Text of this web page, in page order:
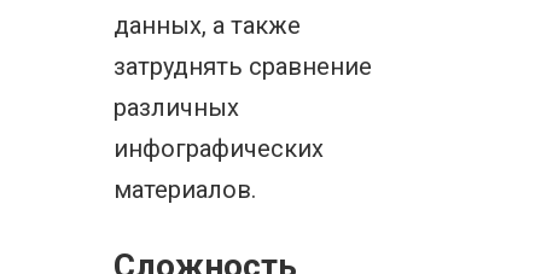
данных, а также
затруднять сравнение
различных
инфографических
материалов.